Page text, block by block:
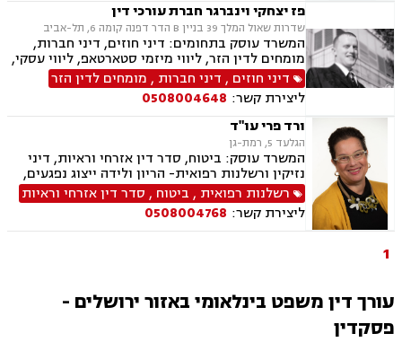
פז יצחקי וינברגר חברת עורכי דין
שדרות שאול המלך 39 בניין B הדר דפנה קומה 6, תל-אביב
המשרד עוסק בתחומים: דיני חוזים, דיני חברות,
מומחים לדין הזר, ליווי מיזמי סטארטאפ, ליווי עסקי,
השקעות בחו"ל, מיזוגים ורכישות, ליטיגציה, משפט
בינלאומי
דיני חוזים , דיני חברות , מומחים לדין הזר
ליצירת קשר: 0508004648
ורד פרי עו"ד
הגלעד 5, רמת-גן
המשרד עוסק: ביטוח, סדר דין אזרחי וראיות, דיני
נזיקין ורשלנות רפואית- הריון ולידה ייצוג נפגעים,
תאונות דרכים, אובדן כושר עבודה, ביטוח חיים,
תאונות עבודה ואחריות מקצועית.
רשלנות רפואית , ביטוח , סדר דין אזרחי וראיות
ליצירת קשר: 0508004768
1
עורך דין משפט בינלאומי באזור ירושלים -
פסקדין